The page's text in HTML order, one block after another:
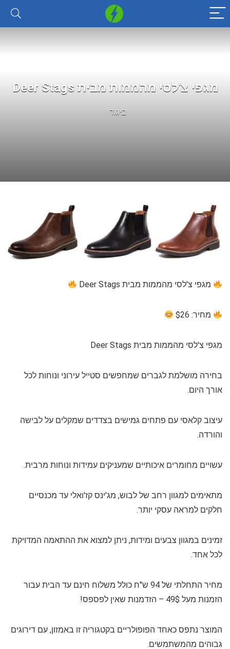
מגפי צ'לסי מהממות מבית Deer Stags
ביגוד
מגפי צ'לסי מהממות מבית Deer Stags
מחיר: $26
מגפי צ'לסי מהממות מבית Deer Stags
בחירה מושלמת לגברים שמחפשים סטייל עירוני ונוחות לכל
אורך היום.
עיצוב קלאסי עם פתחים גמישים בצדדים שמקלים על לבישה
והורדה.
עשויים מחומרים איכותיים שמעניקים עמידות ונוחות מרבית.
מתאימים למגוון רחב של לבוש, מג'ינס קז'ואלי עד מכנסיים
חלקים למראה עסקי יותר.
זמינים במגוון צבעים ומידות, ניתן למצוא את ההתאמה המדויקת
לכל אחד.
מחיר התחלתי של 94 ש"ח כולל משלוח חינם עד הבית עבור
הזמנות מעל 49$ – הזדמנות שאין לפספס!
המוצר נתפס כאחד הפופולריים בקטגוריה זו באמזון, עם דירוגים
גבוהים מהמשתמשים.